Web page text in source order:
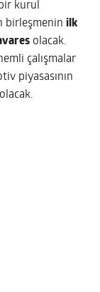
kurul
birleşmeninilk
olacak.
çalışmalar
piyasasının